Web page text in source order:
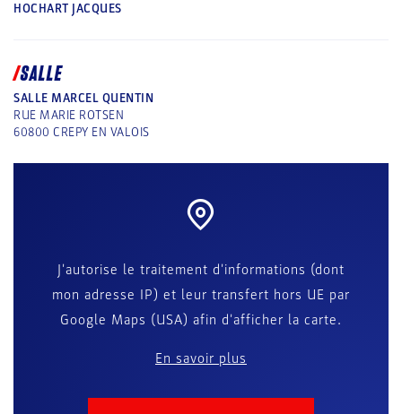
HOCHART JACQUES
SALLE
SALLE MARCEL QUENTIN
RUE MARIE ROTSEN
60800 CREPY EN VALOIS
J'autorise le traitement d'informations (dont
mon adresse IP) et leur transfert hors UE par
Google Maps (USA) afin d'afficher la carte.
En savoir plus